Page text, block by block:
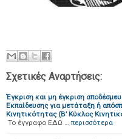
Σχετικές Αναρτήσεις:
Έγκριση και μη έγκριση
Εκπαίδευσης για μετάταξη ή
Κινητικότητας (Β’ Κύκλος
Το έγγραφο ΕΔΩ … περισσότερα